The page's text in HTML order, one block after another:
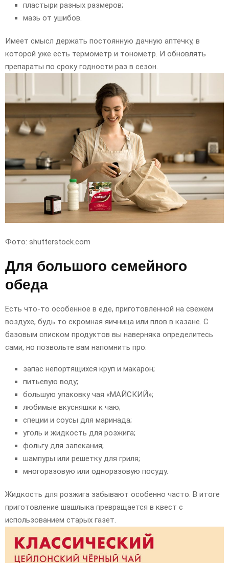
пластыри разных размеров;
мазь от ушибов.
Имеет смысл держать постоянную дачную аптечку, в
которой уже есть термометр и тонометр. И обновлять
препараты по сроку годности раз в сезон.
Фото: shutterstock.com
Для большого семейного
обеда
Есть что-то особенное в еде, приготовленной на свежем
воздухе, будь то скромная яичница или плов в казане. С
базовым списком продуктов вы наверняка определитесь
сами, но позвольте вам напомнить про:
запас непортящихся круп и макарон;
питьевую воду;
большую упаковку чая «МАЙСКИЙ»;
любимые вкусняшки к чаю;
специи и соусы для маринада;
уголь и жидкость для розжига;
фольгу для запекания;
шампуры или решетку для гриля;
многоразовую или одноразовую посуду.
Жидкость для розжига забывают особенно часто. В итоге
приготовление шашлыка превращается в квест с
использованием старых газет.